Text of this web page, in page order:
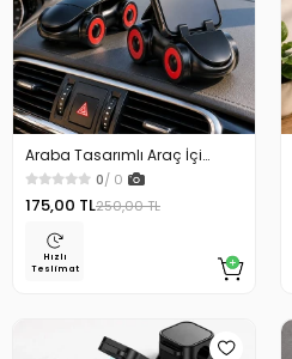
Araba Tasarımlı Araç İçi
Telefon Tutucu 360 Dönebilen
Ayarlı
0/ 0
175,00 TL250,00 TL
Hızlı
Teslimat